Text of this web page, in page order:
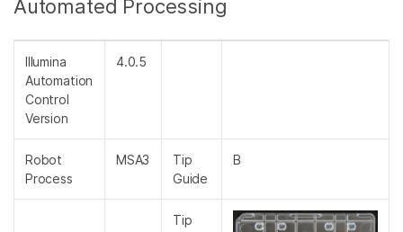
Automated Processing
Illumina
Automation
Control
Version
4.0.5
Robot
Process
MSA3
Tip
Guide
B
Tip